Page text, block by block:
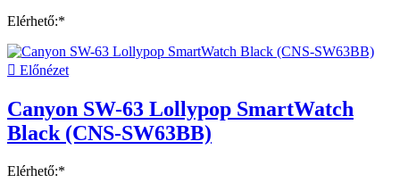
Elérhető:*
 Előnézet
Canyon SW-63 Lollypop SmartWatch
Black (CNS-SW63BB)
Elérhető:*